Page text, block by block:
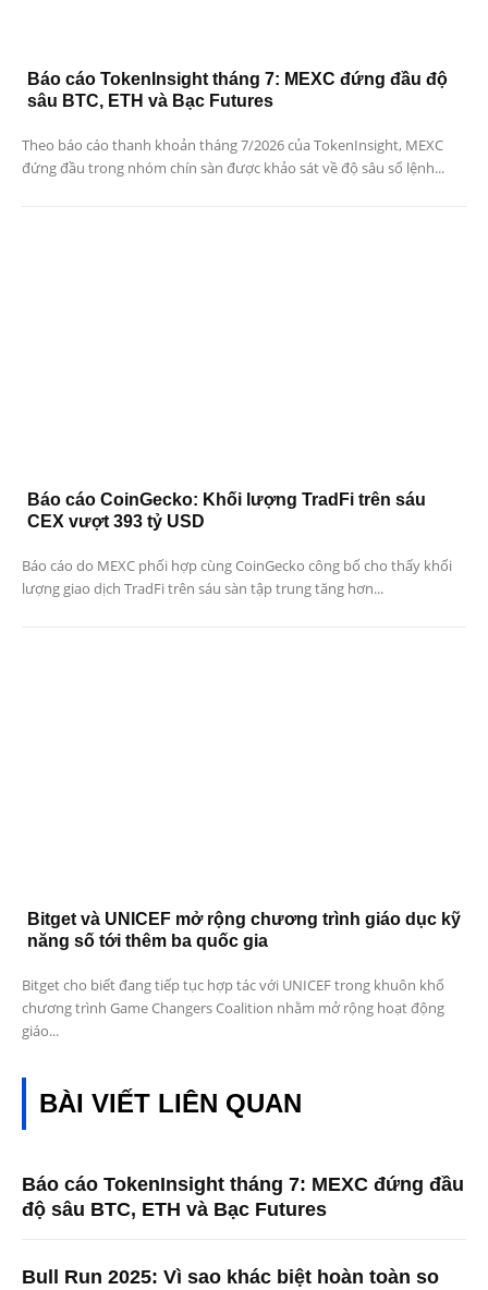
Báo cáo TokenInsight tháng 7: MEXC đứng đầu độ
sâu BTC, ETH và Bạc Futures
Theo báo cáo thanh khoản tháng 7/2026 của TokenInsight, MEXC
đứng đầu trong nhóm chín sàn được khảo sát về độ sâu sổ lệnh...
Báo cáo CoinGecko: Khối lượng TradFi trên sáu
CEX vượt 393 tỷ USD
Báo cáo do MEXC phối hợp cùng CoinGecko công bố cho thấy khối
lượng giao dịch TradFi trên sáu sàn tập trung tăng hơn...
Bitget và UNICEF mở rộng chương trình giáo dục kỹ
năng số tới thêm ba quốc gia
Bitget cho biết đang tiếp tục hợp tác với UNICEF trong khuôn khổ
chương trình Game Changers Coalition nhằm mở rộng hoạt động
giáo...
BÀI VIẾT LIÊN QUAN
Báo cáo TokenInsight tháng 7: MEXC đứng đầu
độ sâu BTC, ETH và Bạc Futures
Bull Run 2025: Vì sao khác biệt hoàn toàn so